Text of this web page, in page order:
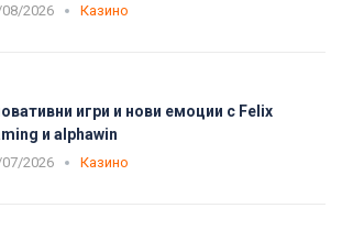
2026 Казино
игри и нови емоции с Felix
и alphawin
2026 Казино